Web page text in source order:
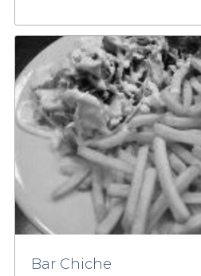
Bar Chiche